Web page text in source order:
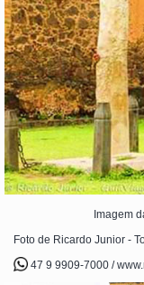
Imagem
Foto de Ricardo Junior -
47 9 9909-7000 /